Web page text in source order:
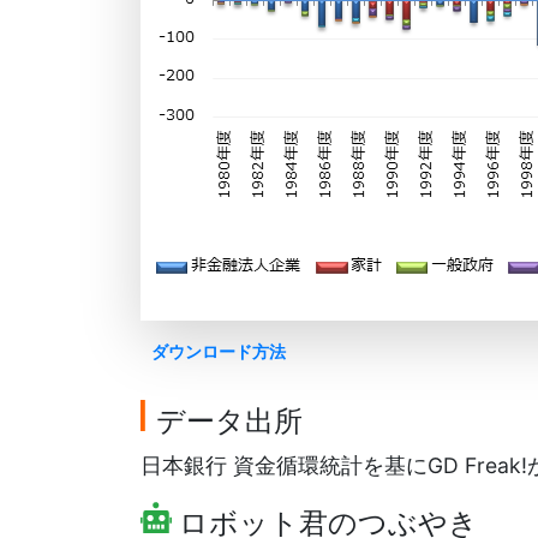
ダウンロード方法
データ出所
日本銀行 資金循環統計を基にGD Freak!
ロボット君のつぶやき